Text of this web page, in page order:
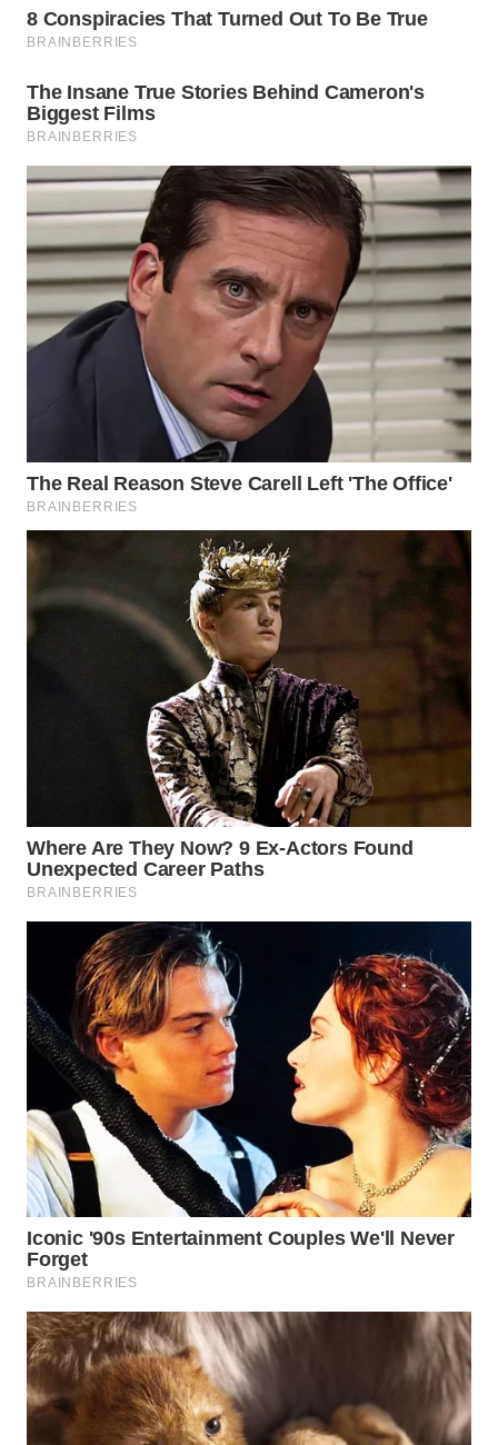
TAPANULI
SELATAN
WN
TANJUNG
LESUNG
KARO
WN
SIMALUNGUN
WN
TENGAH
TEBING
WN
KARAWANG
BEKASI
WN
BOGOR
WN
DEPOK
WN
TAPANULI
UTARA
WN
SAMOSIR
WN
PADANG
LAWAS